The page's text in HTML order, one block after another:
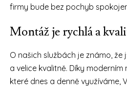
firmy bude bez pochyb
Montáž je rychlá a
O našich službách je známo,
a velice kvalitně. Díky
které dnes a denně využíváme,